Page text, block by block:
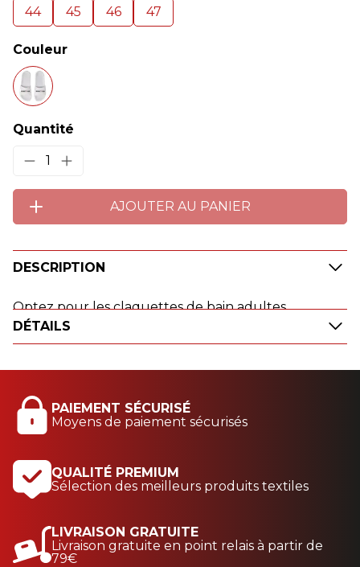
44
45 46 47
Couleur
Quantité
1
AJOUTER AU PANIER
DESCRIPTION
Optez pour les claquettes de bain adultes
blanches aux couleurs du BOXING CLUB
ELANCOURT.
Fabriquées selon les normes "conformité
incontournable et intemporel de votre tenue
détente estivale.
dérapante et reste un cadeau idéal.
DÉTAILS
PAIEMENT SÉCURISÉ
Moyens de paiement sécurisés
QUALITÉ PREMIUM
Sélection des meilleurs produits textiles
LIVRAISON GRATUITE
Livraison gratuite en point relais à partir de
79€